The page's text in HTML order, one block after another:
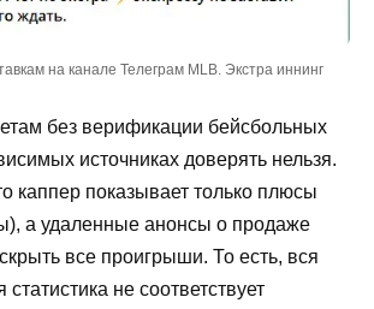
на канале Телеграм MLB. Экстра иннинг
без верификации бейсбольных
источниках доверять нельзя.
каппер показывает только плюсы
а удаленные анонсы о продаже
все проигрыши. То есть, вся
не соответствует